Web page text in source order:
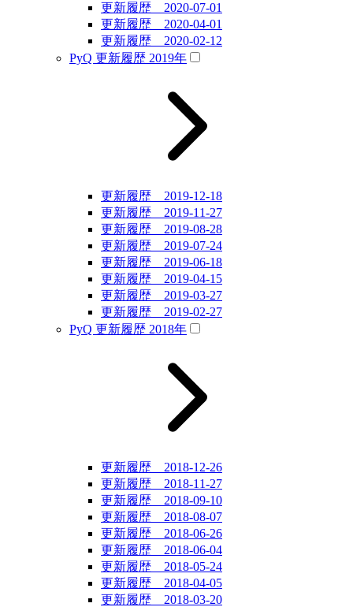
更新履歴 2020-07-01
更新履歴 2020-04-01
更新履歴 2020-02-12
PyQ 更新履歴 2019年
更新履歴 2019-12-18
更新履歴 2019-11-27
更新履歴 2019-08-28
更新履歴 2019-07-24
更新履歴 2019-06-18
更新履歴 2019-04-15
更新履歴 2019-03-27
更新履歴 2019-02-27
PyQ 更新履歴 2018年
更新履歴 2018-12-26
更新履歴 2018-11-27
更新履歴 2018-09-10
更新履歴 2018-08-07
更新履歴 2018-06-26
更新履歴 2018-06-04
更新履歴 2018-05-24
更新履歴 2018-04-05
更新履歴 2018-03-20